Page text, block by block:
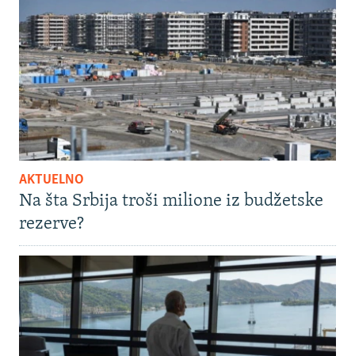
AKTUELNO
Na šta Srbija troši milione iz budžetske
rezerve?